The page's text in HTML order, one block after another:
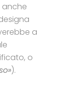
anche
a
o
).